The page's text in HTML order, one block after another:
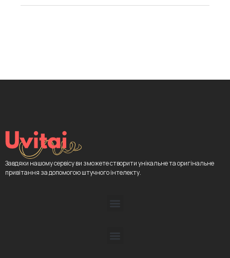
Завдяки нашому сервісу ви зможете створити унікальне та оригінальне
привітання за допомогою штучного інтелекту.